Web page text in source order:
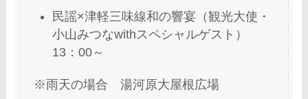
民謡×津軽三味線和の響宴（観光大使・
小山みつなwithスペシャルゲスト）
13：00～
※雨天の場合 湯河原大屋根広場